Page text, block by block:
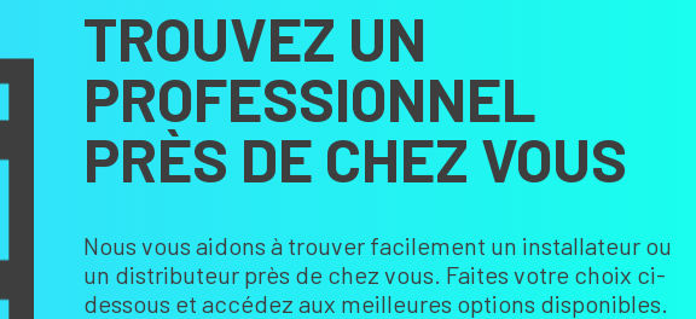
TROUVEZ UN
PROFESSIONNEL
PRÈS DE CHEZ VOUS
Nous vous aidons à trouver facilement un installateur ou
un distributeur près de chez vous. Faites votre choix ci-
dessous et accédez aux meilleures options disponibles.